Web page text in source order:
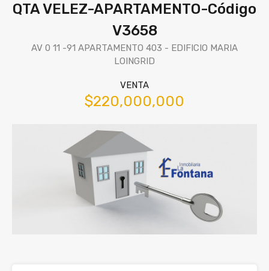
QTA VELEZ-APARTAMENTO-Código
V3658
AV 0 11 -91 APARTAMENTO 403 - EDIFICIO MARIA
LOINGRID
VENTA
$220,000,000